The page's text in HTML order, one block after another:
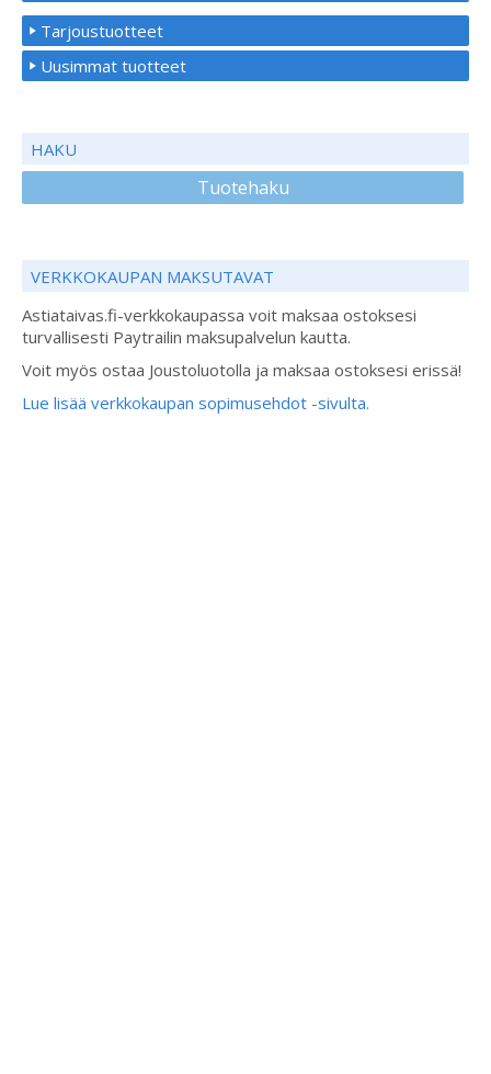
Tarjoustuotteet
Uusimmat tuotteet
HAKU
Tuotehaku
VERKKOKAUPAN MAKSUTAVAT
Astiataivas.fi-verkkokaupassa voit maksaa ostoksesi
turvallisesti Paytrailin maksupalvelun kautta.
Voit myös ostaa Joustoluotolla ja maksaa ostoksesi erissä!
Lue lisää verkkokaupan sopimusehdot -sivulta.